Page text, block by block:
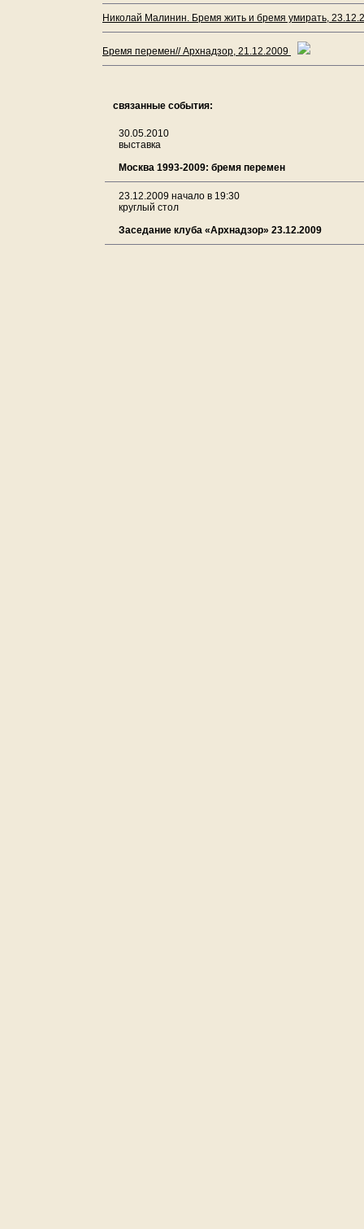
Николай Малинин. Бремя жить и бремя умирать,
Бремя перемен// Архнадзор, 21.12.2009
связанные события:
30.05.2010
выставка
Москва 1993-2009: бремя перемен
23.12.2009 начало в 19:30
круглый стол
Заседание клуба «Архнадзор» 23.12.2009